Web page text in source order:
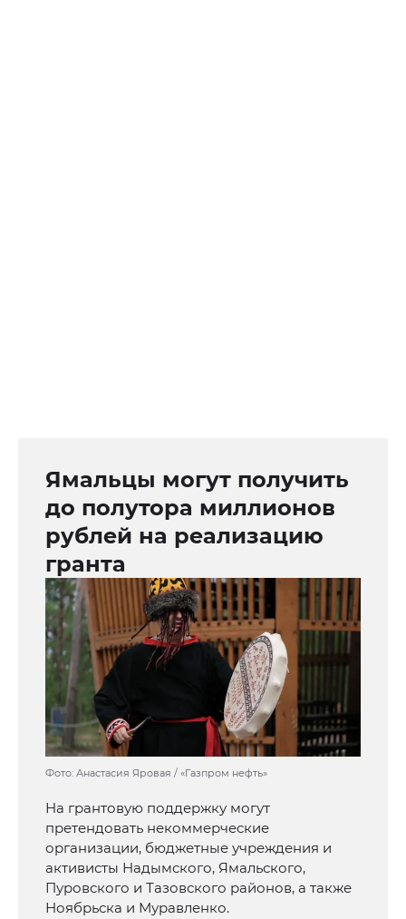
Ямальцы могут получить
до полутора миллионов
рублей на реализацию
гранта
Фото: Анастасия Яровая / «Газпром нефть»
На грантовую поддержку могут
претендовать некоммерческие
организации, бюджетные учреждения и
активисты Надымского, Ямальского,
Пуровского и Тазовского районов, а также
Ноябрьска и Муравленко.